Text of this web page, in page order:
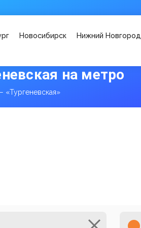
Новосибирск Нижний Новгород
на метро
«Тургеневская»